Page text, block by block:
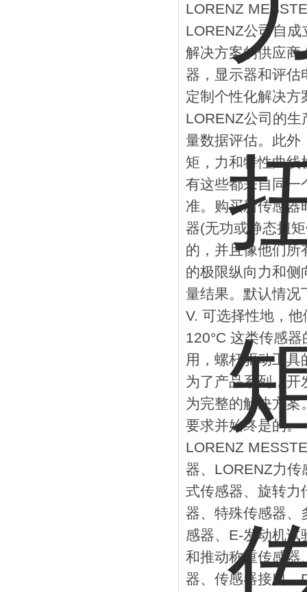
LORENZ
LORENZ公司自
解决方案的供应商
器，显示器和评估
定制个性化解决方
LORENZ公司的
量数据评估。此外
矩，力和特性曲线
有这些都来自同一
准。购买新传感器
器(无功或静态扭
的，并且像他们所
的极限纵向力和侧
量结果。默认情况
V. 可选择性地，
120°C 这类传感
用，螺杆驱动工
为了产品系列，开
为完整的解决方案
要求并始终是的。
LORENZ
器、LORENZ力
式传感器、旋转力
器、特殊传感器、
感器、E-发动机试
和推动称重传感器
器、传感器接口、